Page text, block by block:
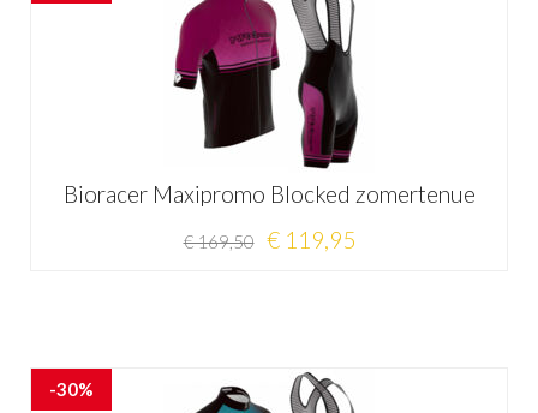
Bioracer Maxipromo Blocked zomertenue
€ 169,50 € 119,95
-30%